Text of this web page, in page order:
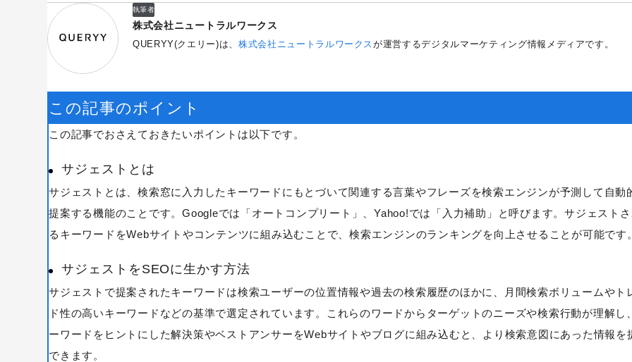
執筆者
株式会社ニュートラルワークス
QUERYY(クエリー)は、株式会社ニュートラルワークスが運営するデジタルマーケティング情報メディアです。
この記事のポイント
この記事でおさえておきたいポイントは以下です。
サジェストとは
サジェストとは、検索窓に入力したキーワードにもとづいて関連する言葉やフレーズを検索エンジンが予測して自動
提案する機能のことです。Googleでは「オートコンプリート」、Yahoo!では「入力補助」と呼びます。サジェスト
るキーワードをWebサイトやコンテンツに組み込むことで、検索エンジンのランキングを向上させることが可能です。
サジェストをSEOに生かす方法
サジェストで提案されたキーワードは検索ユーザーの位置情報や過去の検索履歴のほかに、月間検索ボリュームやト
ド性の高いキーワードなどの基準で選定されています。これらのワードからターゲットのニーズや検索行動が理解し
ーワードをヒントにした解決策やベストアンサーをWebサイトやブログに組み込むと、より検索意図にあった情報を
できます。